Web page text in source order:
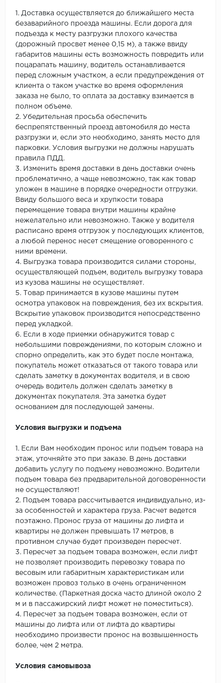
1. Доставка осуществляется до ближайшего места
безаварийного проезда машины. Если дорога для
подъезда к месту разгрузки плохого качества
(дорожный просвет менее 0,15 м), а также ввиду
габаритов машины есть возможность повредить или
поцарапать машину, водитель останавливается
перед сложным участком, а если предупреждения от
клиента о таком участке во время оформления
заказа не было, то оплата за доставку взимается в
полном объеме.
2. Убедительная просьба обеспечить
беспрепятственный проезд автомобиля до места
разгрузки и, если это необходимо, занять место для
парковки. Условия выгрузки не должны нарушать
правила ПДД.
3. Изменить время доставки в день доставки очень
проблематично, а чаще невозможно, так как товар
уложен в машине в порядке очередности отгрузки.
Ввиду большого веса и хрупкости товара
перемещение товара внутри машины крайне
нежелательно или невозможно. Также у водителя
расписано время отгрузок у последующих клиентов,
а любой перенос несет смещение оговоренного с
ними времени.
4. Выгрузка товара производится силами стороны,
осуществляющей подъем, водитель выгрузку товара
из кузова машины не осуществляет.
5. Товар принимается в кузове машины путем
осмотра упаковок на повреждения, без их вскрытия.
Вскрытие упаковок производится непосредственно
перед укладкой.
6. Если в ходе приемки обнаружится товар с
небольшими повреждениями, по которым сложно и
спорно определить, как это будет после монтажа,
покупатель может отказаться от такого товара или
сделать заметку в документах водителя, и в свою
очередь водитель должен сделать заметку в
документах покупателя. Эта заметка будет
основанием для последующей замены.
Условия выгрузки и подъема
1. Если Вам необходим пронос или подъем товара на
этаж, уточняйте это при заказе. В день доставки
добавить услугу по подъему невозможно. Водители
подъем товара без предварительной договоренности
не осуществляют!
2. Подъем товара рассчитывается индивидуально, из-
за особенностей и характера груза. Расчет ведется
поэтажно. Пронос груза от машины до лифта и
квартиры не должен превышать 17 метров, в
противном случае будет произведен пересчет.
3. Пересчет за подъем товара возможен, если лифт
не позволяет производить перевозку товара по
весовым или габаритным характеристикам или
возможен провоз только в очень ограниченном
количестве. (Паркетная доска часто длиной около 2
м и в пассажирский лифт может не поместиться).
4. Пересчет за подъем товара возможен, если от
машины до лифта или от лифта до квартиры
необходимо произвести пронос на возвышенность
более, чем 2 метра.
Условия самовывоза